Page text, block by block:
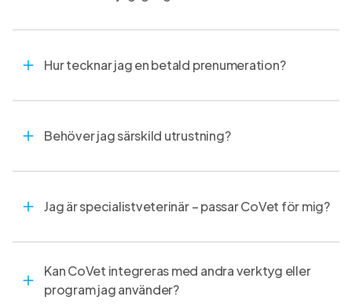
Hur tecknar jag en betald prenumeration?
Behöver jag särskild utrustning?
Jag är specialistveterinär – passar CoVet för mig?
Kan CoVet integreras med andra verktyg eller
program jag använder?